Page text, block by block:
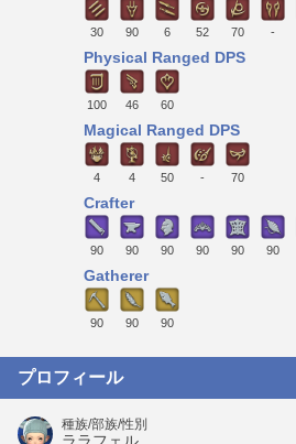
30 90 6 52 70 -
Physical Ranged DPS
100 46 60
Magical Ranged DPS
4 4 50 - 70
Crafter
90 90 90 90 90 90
Gatherer
90 90 90
プロフィール
種族/部族/性別
ララフェル